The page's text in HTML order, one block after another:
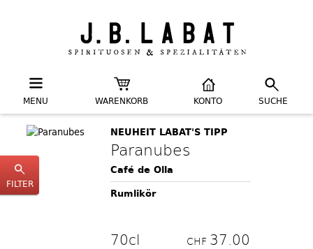
MENU WARENKORB KONTO SUCHE
FILTER
NEUHEIT LABAT'S TIPP
Paranubes
Café de Olla
Rumlikör
70cl CHF 37.00